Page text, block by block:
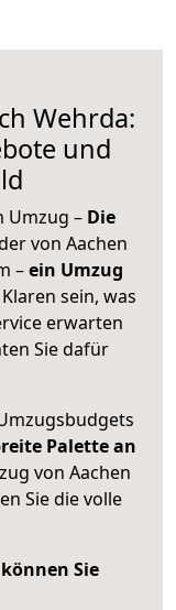
Wehrda:
und
Umzug – Die
von Aachen
–ein Umzug
sein, was
erwarten
Sie dafür
Palette an
von Aachen
Sie die volle
Sie